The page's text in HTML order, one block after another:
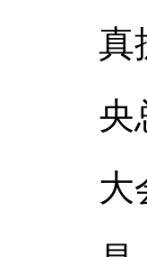
真
央
大